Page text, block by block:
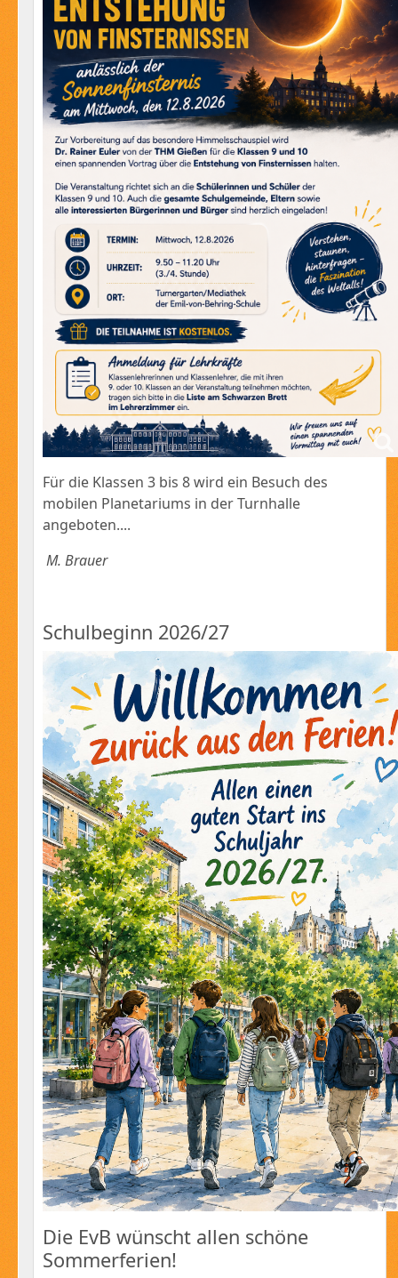
Für die Klassen 3 bis 8 wird ein Besuch des
mobilen Planetariums in der Turnhalle
angeboten....
M. Brauer
Schulbeginn 2026/27
Die EvB wünscht allen schöne
Sommerferien!